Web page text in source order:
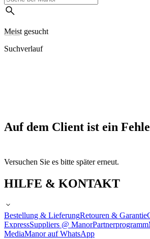
Meist gesucht
Suchverlauf
Auf dem Client ist ein
Versuchen Sie es bitte später erneut.
HILFE & KONTAKT
Bestellung & LieferungRetouren & Garantie
ExpressSuppliers @ ManorPartnerprogramm
MediaManor auf WhatsApp